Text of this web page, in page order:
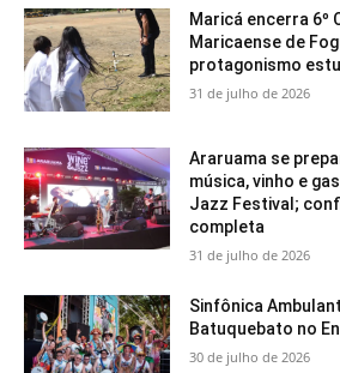
Maricá encerra 6º
Maricaense de
protagonismo
31 de julho de 2026
Araruama se
música, vinho e
Jazz Festival;
completa
31 de julho de 2026
Sinfônica
Batuquebato no
30 de julho de 2026